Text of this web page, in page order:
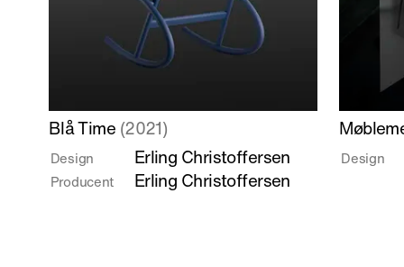
Læs
om
Blå
Blå Time (2021)
Design Erling Christoffersen
Producent Erling Christoffersen
Læs
om
Design